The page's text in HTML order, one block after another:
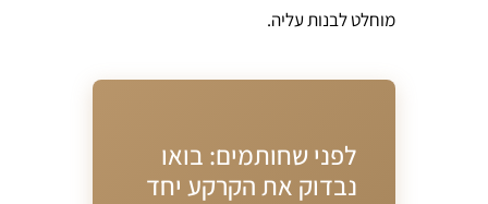
מוחלט לבנות עליה.
לפני שחותמים: בואו
נבדוק את הקרקע יחד